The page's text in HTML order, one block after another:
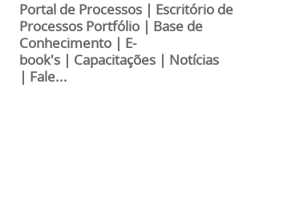
Portal de Processos | Escritório de
Processos Portfólio | Base de
Conhecimento | E-
book's | Capacitações | Notícias
| Fale...